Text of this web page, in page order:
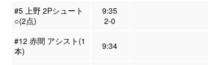
#5 上野 2Pシュート
○(2点)
9:35
2-0
#12 赤間 アシスト(1
本)
9:34